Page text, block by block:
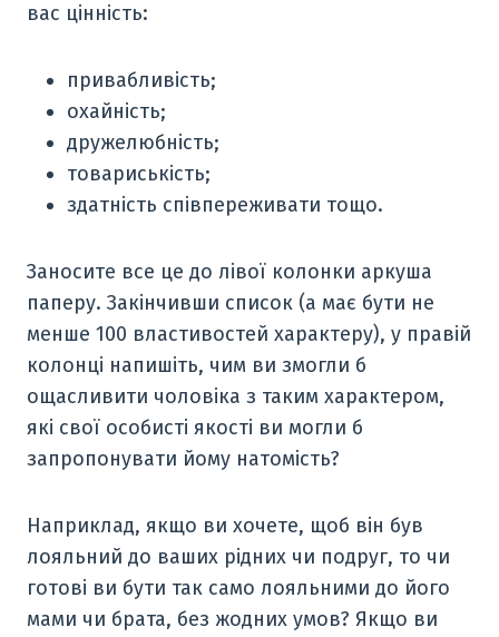
вас цінність:
привабливість;
охайність;
дружелюбність;
товариськість;
здатність співпереживати тощо.
Заносите все це до лівої колонки аркуша
паперу. Закінчивши список (а має бути не
менше 100 властивостей характеру), у правій
колонці напишіть, чим ви змогли б
ощасливити чоловіка з таким характером,
які свої особисті якості ви могли б
запропонувати йому натомість?
Наприклад, якщо ви хочете, щоб він був
лояльний до ваших рідних чи подруг, то чи
готові ви бути так само лояльними до його
мами чи брата, без жодних умов? Якщо ви